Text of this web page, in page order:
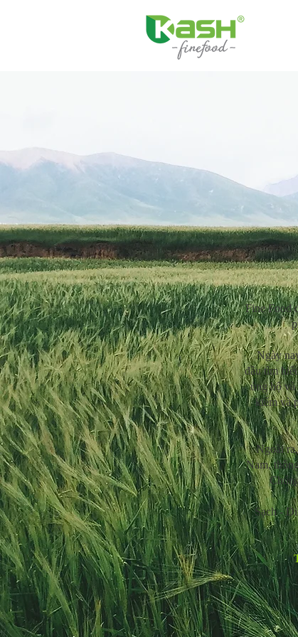
Fine Food
Ngày
đầu tìm
ủng hộ
kiếm và
Ngoài
Nam,
Sạch -